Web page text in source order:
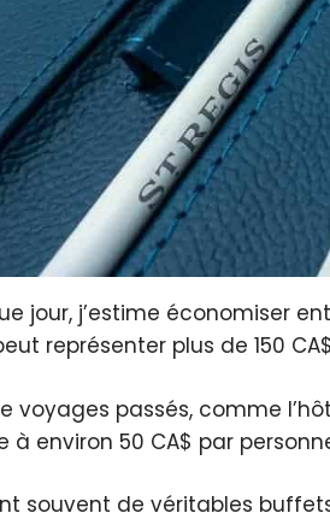
jour, j’estime économiser
représenter plus de 150
voyages passés, comme
à environ 50 CA$ par
souvent de véritables